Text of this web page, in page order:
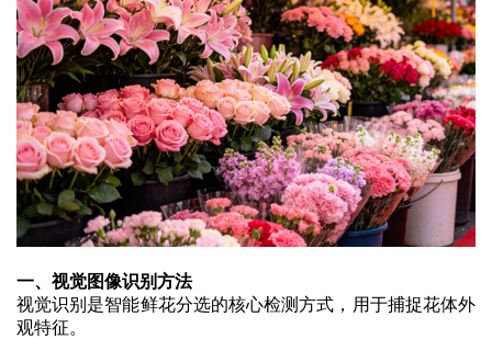
一、视觉图像识别方法
视觉识别是智能鲜花分选的核心检测方式，用于捕捉花体外
观特征。